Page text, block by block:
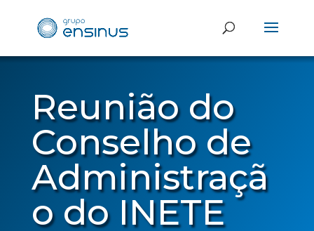
Reunião do
Conselho de
Administraçã
o do INETE